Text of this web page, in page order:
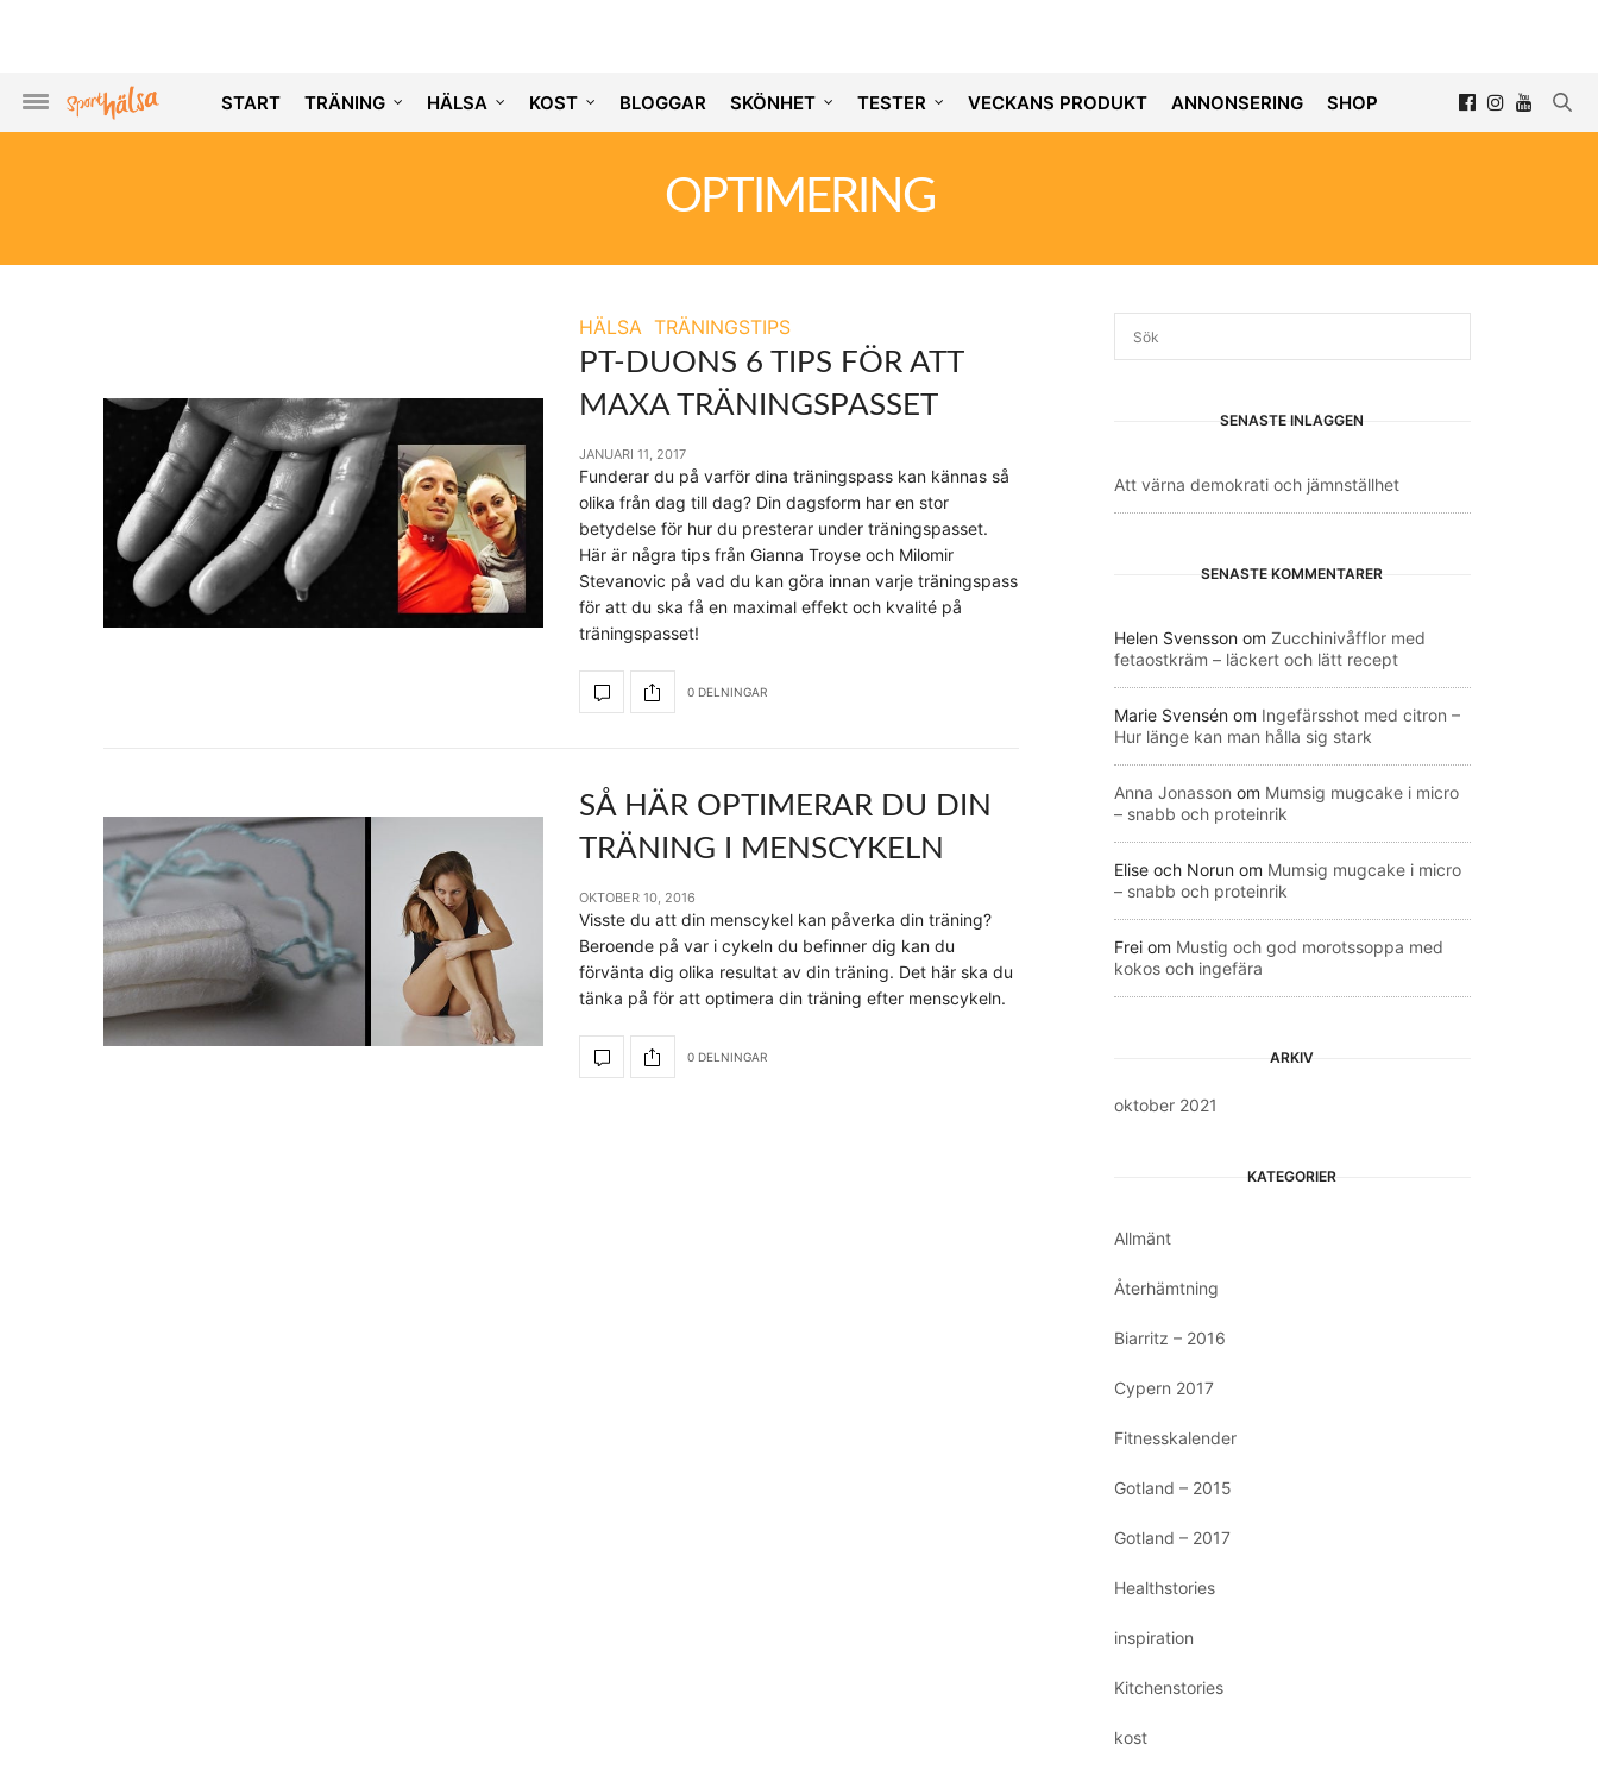
START TRÄNING HÄLSA KOST BLOGGAR SKÖNHET TESTER VECKANS PRODUKT ANNONSERING SHOP
OPTIMERING
HÄLSA TRÄNINGSTIPS
PT-DUONS 6 TIPS FÖR ATT
MAXA TRÄNINGSPASSET
JANUARI 11, 2017
Funderar du på varför dina träningspass kan kännas så
olika från dag till dag? Din dagsform har en stor
betydelse för hur du presterar under träningspasset.
Här är några tips från Gianna Troyse och Milomir
Stevanovic på vad du kan göra innan varje träningspass
för att du ska få en maximal effekt och kvalité på
träningspasset!
0 DELNINGAR
SÅ HÄR OPTIMERAR DU DIN
TRÄNING I MENSCYKELN
OKTOBER 10, 2016
Visste du att din menscykel kan påverka din träning?
Beroende på var i cykeln du befinner dig kan du
förvänta dig olika resultat av din träning. Det här ska du
tänka på för att optimera din träning efter menscykeln.
0 DELNINGAR
SENASTE INLÄGGEN
Att värna demokrati och jämnställhet
SENASTE KOMMENTARER
Helen Svensson om Zucchinivåfflor med
fetaostkräm – läckert och lätt recept
Marie Svensén om Ingefärsshot med citron –
Hur länge kan man hålla sig stark
Anna Jonasson om Mumsig mugcake i micro
– snabb och proteinrik
Elise och Norun om Mumsig mugcake i micro
– snabb och proteinrik
Frei om Mustig och god morotssoppa med
kokos och ingefära
ARKIV
oktober 2021
KATEGORIER
Allmänt
Återhämtning
Biarritz – 2016
Cypern 2017
Fitnesskalender
Gotland – 2015
Gotland – 2017
Healthstories
inspiration
Kitchenstories
kost